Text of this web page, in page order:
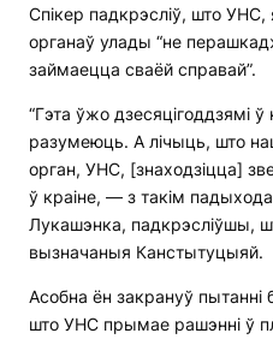
Спікер падкрэсліў, што УНС,
органаў улады “не
займаецца сваёй справай”.
“Гэта ўжо дзесяцігоддзямі ў
разумеюць. А лічыць, што
орган, УНС, [знаходзіцца]
ў краіне, — з такім
Лукашэнка, падкрэсліўшы,
вызначаныя Канстытуцыяй.
Асобна ён закрануў пытанні
што УНС прымае рашэнні ў